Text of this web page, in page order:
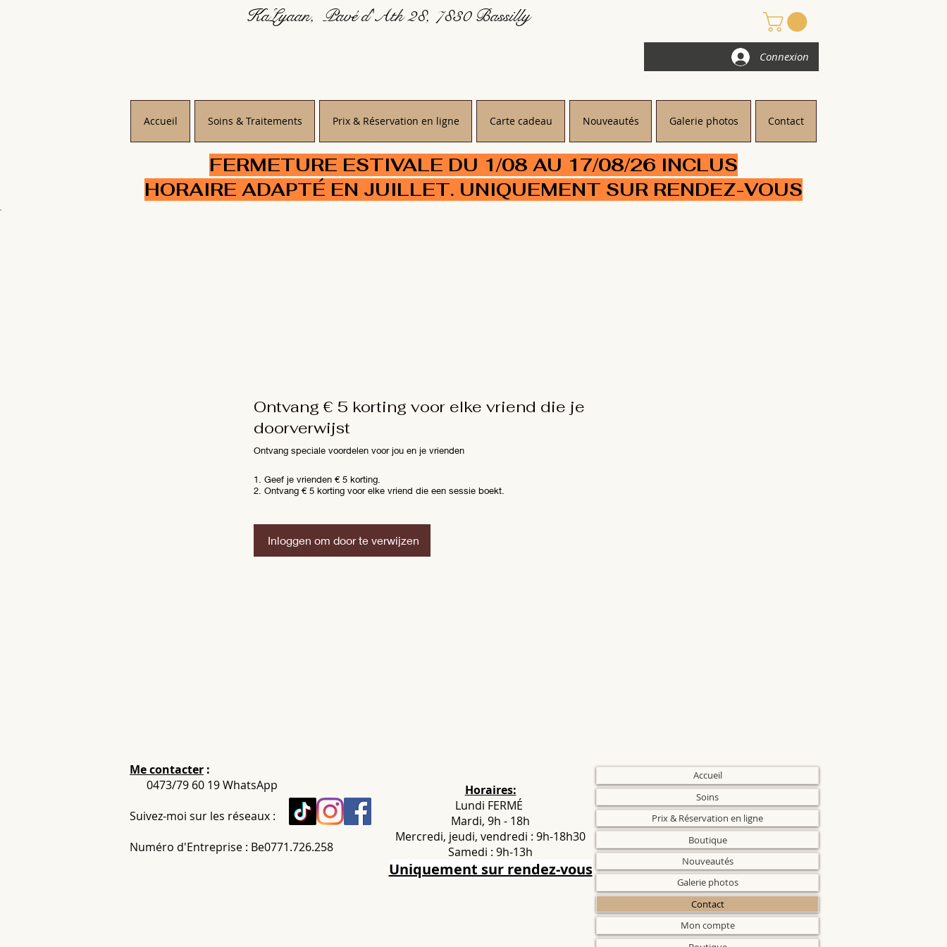
KaLyaan, Pavé d'Ath 28, 7830 Bassilly
Connexion
Accueil Soins & Traitements Prix & Réservation en ligne Carte cadeau Nouveautés Galerie photos Contact
FERMETURE ESTIVALE DU 1/08 AU 17/08/26 INCLUS
HORAIRE ADAPTÉ EN JUILLET. UNIQUEMENT SUR RENDEZ-VOUS
Ontvang € 5 korting voor elke vriend die je
doorverwijst
Ontvang speciale voordelen voor jou en je vrienden
Geef je vrienden € 5 korting.
Ontvang € 5 korting voor elke vriend die een sessie boekt.
Inloggen om door te verwijzen
Me contacter :
0473/79 60 19 WhatsApp
Suivez-moi sur les réseaux :
Numéro d'Entreprise : Be0771.726.258
Horaires:
Lundi FERMÉ
Mardi, 9h - 18h
Mercredi, jeudi, vendredi : 9h-18h30
Samedi : 9h-13h
Uniquement sur rendez-vous
Accueil
Soins
Prix & Réservation en ligne
Boutique
Nouveautés
Galerie photos
Contact
Mon compte